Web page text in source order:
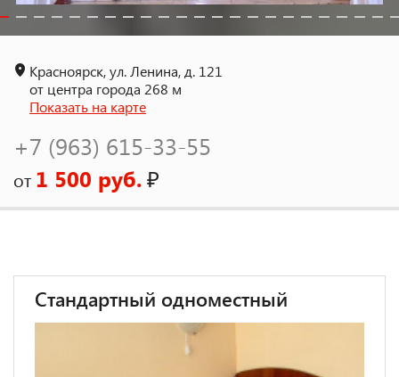
Красноярск, ул. Ленина, д. 121
от центра города 268 м
Показать на карте
+7 (963) 615-33-55
от 1 500 руб.₽
Стандартный одноместный